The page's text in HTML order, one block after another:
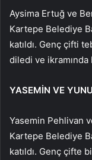
Aysima Ertuğ ve
Kartepe Belediye
katıldı. Genç çifti
diledi ve ikramında
YASEMİN VE
Yasemin Pehlivan
Kartepe Belediye
katıldı. Genç çifte